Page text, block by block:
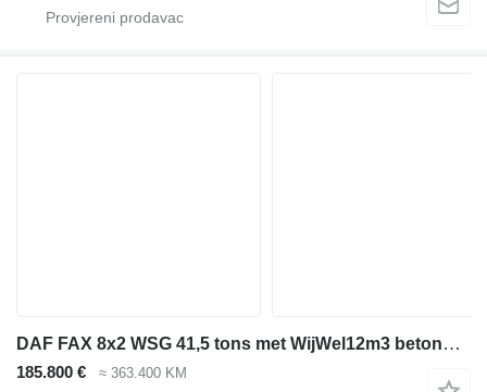
DAF FAX 8x2 WSG 41,5 tons met WijWel12m3 betonmixer
185.800 € ≈ 363.400 KM